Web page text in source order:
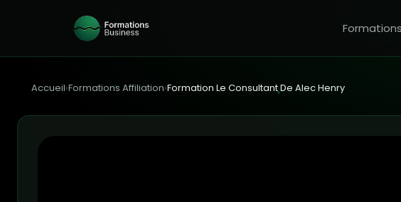
Accueil›Formations Affiliation›Formation Le Consultant De Alec Henry